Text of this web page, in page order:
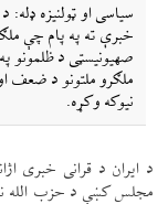
سياسی او ټولنيزه
خبرې ته په پام چې
صهيونيسټی د ظلمونو
ملګرو ملتونو د ضعف
نيوكه وكړه.
د ايران د قرانی خبری
مجلس كښې د حزب الله